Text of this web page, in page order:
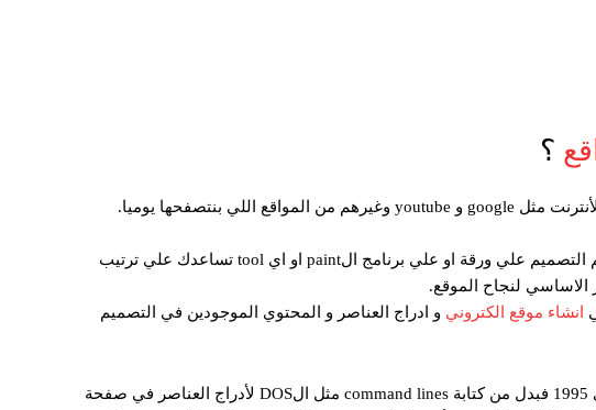
؟
) بيطلق علي عملية انشاء صفحات الأنترنت مثل google و youtube وغيرهم من المواقع اللي بنتصفحها يوميا.
تصميم كامل لشكل الموقع بمحتواه و عناصره .. يمكن رسم التصميم علي ورقة او علي برنامج الpaint او اي tool تساعدك علي ترتيب
الاساسي لنجاح الموقع.
انشاء موقع الكتروني و ادراج العناصر و المحتوي الموجودين في التصميم
عدة مرات .. فكانت البداية في 1995 فبدل من كتابة command lines مثل الDOS لأدراج العناصر في صفحة